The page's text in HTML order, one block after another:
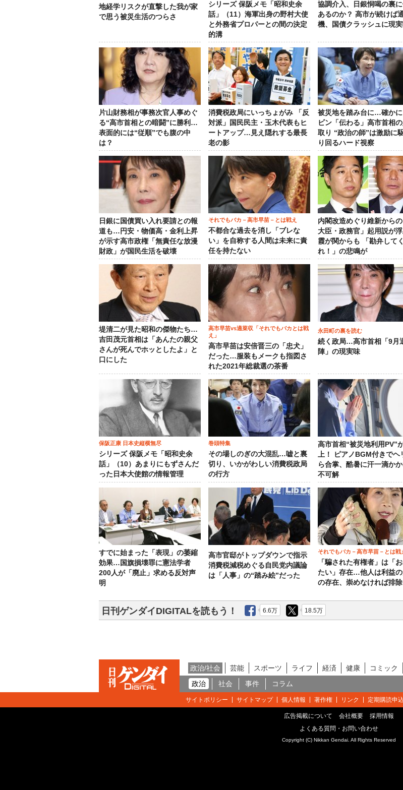
地経学リスクが直撃した我が家
で思う被災生活のつらさ
シリーズ 保阪メモ「昭和史余
話」（11）海軍出身の野村大使
と外務省プロパーとの間の決定
的溝
協調介入、日銀恫喝の裏
あるのか？ 高市が続けば
機、国債クラッシュに現
片山財務相が事務次官人事めぐ
る“高市首相との暗闘”に勝利…
表面的には“従順”でも腹の中
は？
消費税政局にいっちょがみ 「反
対派」国民民主・玉木代表もヒ
ートアップ…見え隠れする最長
老の影
被災地を踏み台に…確か
ビン「伝わる」高市首相
取り “政治の師”は激励に
り回るハード視察
日銀に国債買い入れ要請との報
道も…円安・物価高・金利上昇
が示す高市政権「無責任な放漫
財政」が国民生活を破壊
それでもバカ－高市早苗－とは戦え
不都合な過去を消し「ブレな
い」を自称する人間は未来に責
任を持たない
内閣改造めぐり維新からの
大臣・政務官」起用説が
霞が関からも 「勘弁してく
れ！」の悲鳴が
堤清二が見た昭和の傑物たち…
吉田茂元首相は「あんたの親父
さんが死んでホッとしたよ」と
口にした
高市早苗vs適菜収「それでもバカとは戦
え」
高市早苗は安倍晋三の「忠犬」
だった…服装もメークも指図さ
れた2021年総裁選の茶番
永田町の裏を読む
続く政局…高市首相「9月
陣」の現実味
保阪正康 日本史縦横無尽
シリーズ 保阪メモ「昭和史余
話」（10）あまりにもずさんだ
った日本大使館の情報管理
巻頭特集
その場しのぎの大混乱…嘘と裏
切り、いかがわしい消費税政局
の行方
高市首相“被災地利用PV”
上！ ピアノBGM付きでヘ
ら合掌、酷暑に汗一滴か
不可解
すでに始まった「表現」の萎縮
効果…国旗損壊罪に憲法学者
200人が「廃止」求める反対声
明
高市官邸がトップダウンで指示
消費税減税めぐる自民党内議論
は「人事」の“踏み絵”だった
それでもバカ－高市早苗－とは戦
「騙された有権者」は「
たい」存在…他人は利益
の存在、崇めなければ排除
日刊ゲンダイDIGITALを読もう！ 6.6万 18.5万
政治/社会 芸能 スポーツ ライフ 経済 健康 コミック
政治
社会 事件 コラム
サイトポリシー サイトマップ 個人情報 著作権 リンク 定期購読申
広告掲載について 会社概要
採用情報
よくある質問・お問い合わせ
Copyright (C) Nikkan Gendai. All Rights Reserved